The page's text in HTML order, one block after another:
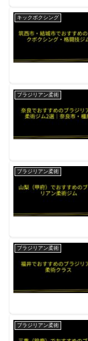
キックボクシング
ブラジリアン柔術
ブラジリアン柔術
ブラジリアン柔術
ブラジリアン柔術